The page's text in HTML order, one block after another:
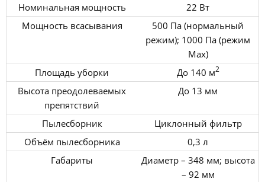
Номинальная мощность
22 Вт
Мощность всасывания
500 Па (нормальный
режим); 1000 Па (режим
Max)
Площадь уборки
До 140 м2
Высота преодолеваемых
препятствий
До 13 мм
Пылесборник
Циклонный фильтр
Объём пылесборника
0,3 л
Габариты
Диаметр – 348 мм; высота
– 92 мм